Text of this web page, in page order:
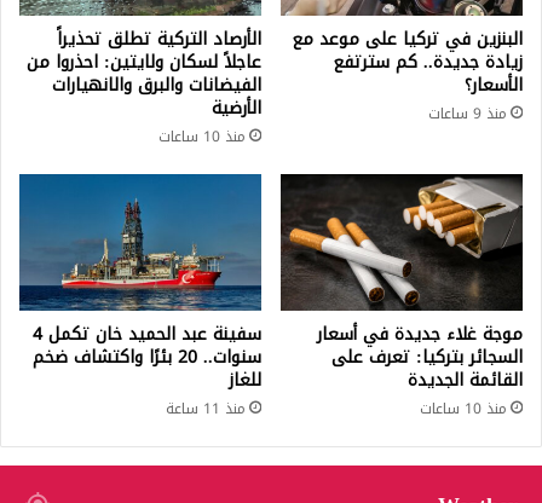
البنزين في تركيا على موعد مع
زيادة جديدة.. كم سترتفع
الأسعار؟
منذ 9 ساعات
الأرصاد التركية تطلق تحذيراً
عاجلاً لسكان ولايتين: احذروا من
الفيضانات والبرق والانهيارات
الأرضية
منذ 10 ساعات
موجة غلاء جديدة في أسعار
السجائر بتركيا: تعرف على
القائمة الجديدة
منذ 10 ساعات
سفينة عبد الحميد خان تكمل 4
سنوات.. 20 بئرًا واكتشاف ضخم
للغاز
منذ 11 ساعة